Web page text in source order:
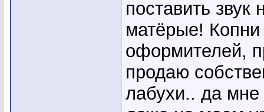
поставить
матёрые!
оформителей,
продаю
лабухи.. да мне